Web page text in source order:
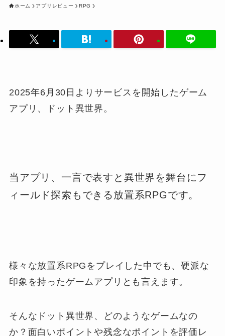
ホーム アプリレビュー RPG
2025年6月30日よりサービスを開始したゲーム
アプリ、ドット異世界。
当アプリ、一言で表すと異世界を舞台にフ
ィールド探索もできる放置系RPGです。
様々な放置系RPGをプレイした中でも、硬派な
印象を持ったゲームアプリとも言えます。
そんなドット異世界、どのようなゲームなの
か？面白いポイントや残念なポイントを評価レ